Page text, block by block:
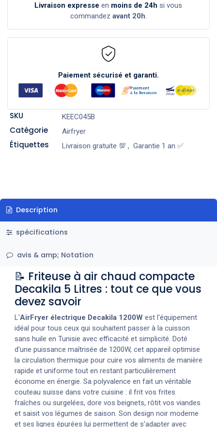
Livraison expresse en moins de 24h si vous
commandez avant 20h.
Paiement sécurisé et garanti.
SKU KEEC045B
Catégorie Airfryer
Étiquettes Livraison gratuite 💯 , Garantie 1 an ✅
Description
spécifications
avis & amp; Notation
📝 Friteuse à air chaud compacte
Decakila 5 Litres : tout ce que vous
devez savoir
L'AirFryer électrique Decakila 1200W est l'équipement
idéal pour tous ceux qui souhaitent passer à la cuisson
sans huile en Tunisie avec efficacité et simplicité. Doté
d'une puissance maîtrisée de 1200W, cet appareil optimise
la circulation thermique pour cuire vos aliments de manière
rapide et uniforme tout en restant particulièrement
économe en énergie. Sa polyvalence en fait un véritable
couteau suisse dans votre cuisine : il frit vos frites
fraîches ou surgelées, dore vos beignets, rôtit vos viandes
et saisit vos légumes de saison. Son design noir moderne
et ses lignes épurées lui permettent de s'adapter avec